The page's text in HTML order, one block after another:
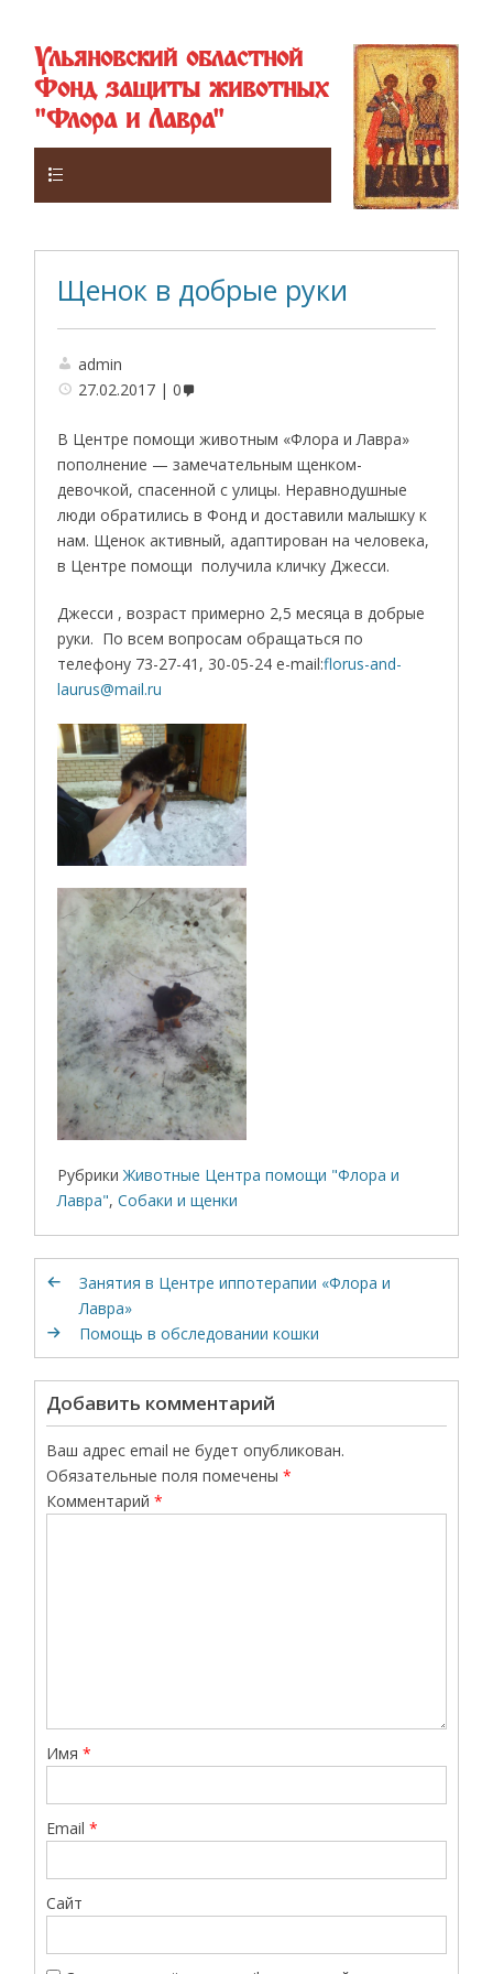
Ульяновский областной
Фонд защиты животных
"Флора и Лавра"
Щенок в добрые руки
admin
27.02.2017
0
В Центре помощи животным «Флора и Лавра»
пополнение — замечательным щенком-
девочкой, спасенной с улицы. Неравнодушные
люди обратились в Фонд и доставили малышку к
нам. Щенок активный, адаптирован на человека,
в Центре помощи получила кличку Джесси.
Джесси , возраст примерно 2,5 месяца в добрые
руки. По всем вопросам обращаться по
телефону 73-27-41, 30-05-24 e-mail:florus-and-
laurus@mail.ru
Рубрики Животные Центра помощи "Флора и
Лавра",Собаки и щенки
Занятия в Центре иппотерапии «Флора и
Лавра»
Помощь в обследовании кошки
Добавить комментарий
Ваш адрес email не будет опубликован.
Обязательные поля помечены*
Комментарий*
Имя*
Email*
Сайт